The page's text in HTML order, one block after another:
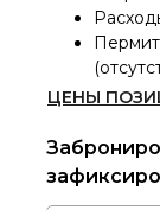
ЦЕНЫ